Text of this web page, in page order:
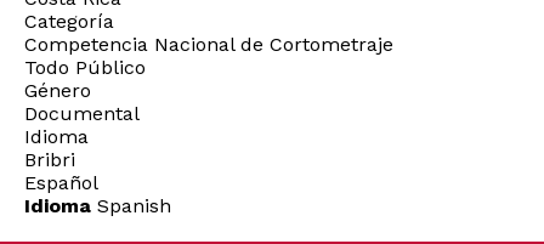
Categoría
Competencia Nacional de Cortometraje
Todo Público
Género
Documental
Idioma
Bribri
Español
Idioma Spanish